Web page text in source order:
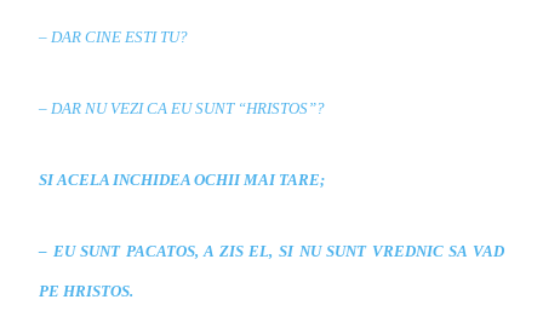
– DAR CINE ESTI TU?
– DAR NU VEZI CA EU SUNT “HRISTOS”?
SI ACELA INCHIDEA OCHII MAI TARE;
– EU SUNT PACATOS, A ZIS EL, SI NU SUNT VREDNIC SA VAD
PE HRISTOS.